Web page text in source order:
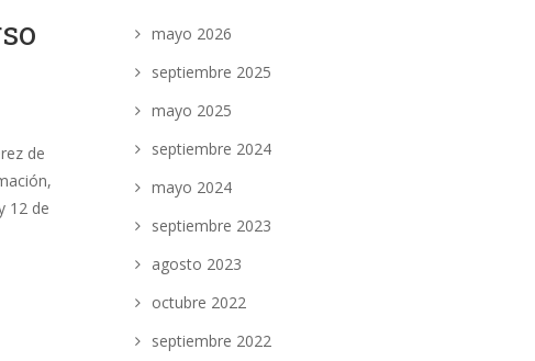
de
12 de
mayo 2026
septiembre 2025
mayo 2025
septiembre 2024
mayo 2024
septiembre 2023
agosto 2023
octubre 2022
septiembre 2022